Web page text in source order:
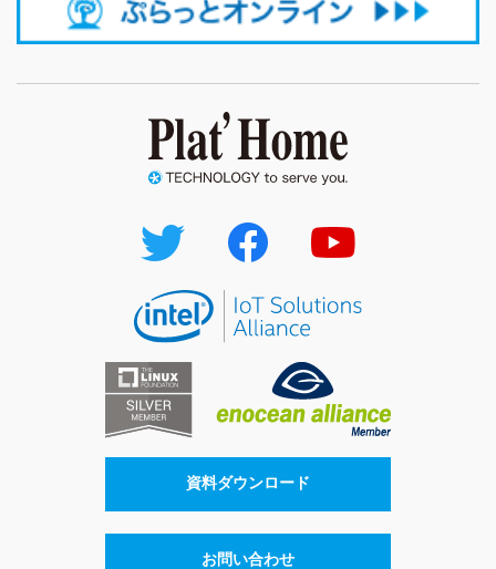
資料ダウンロード
お問い合わせ